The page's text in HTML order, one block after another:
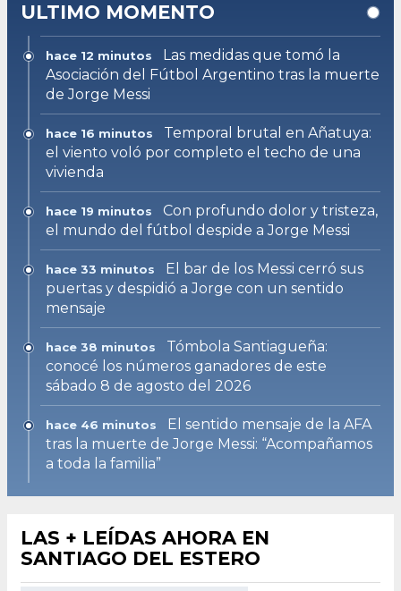
ULTIMO MOMENTO
hace 12 minutos
Las medidas que tomó la
Asociación del Fútbol Argentino tras la muerte
de Jorge Messi
hace 16 minutos
Temporal brutal en Añatuya:
el viento voló por completo el techo de una
vivienda
hace 19 minutos
Con profundo dolor y tristeza,
el mundo del fútbol despide a Jorge Messi
hace 33 minutos
El bar de los Messi cerró sus
puertas y despidió a Jorge con un sentido
mensaje
hace 38 minutos
Tómbola Santiagueña:
conocé los números ganadores de este
sábado 8 de agosto del 2026
hace 46 minutos
El sentido mensaje de la AFA
tras la muerte de Jorge Messi: “Acompañamos
a toda la familia”
LAS + LEÍDAS AHORA EN
SANTIAGO DEL ESTERO